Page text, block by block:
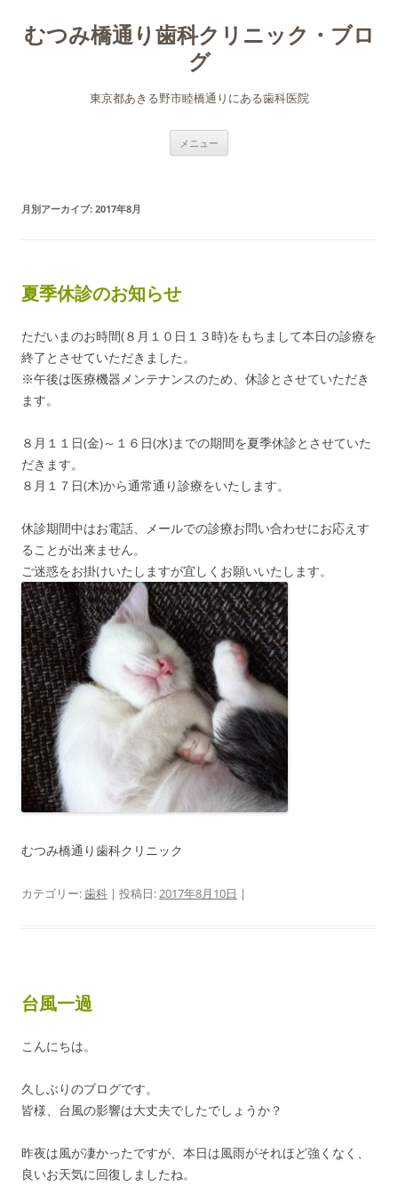
むつみ橋通り歯科クリニック・ブロ
グ
東京都あきる野市睦橋通りにある歯科医院
メニュー
月別アーカイブ: 2017年8月
夏季休診のお知らせ
ただいまのお時間(８月１０日１３時)をもちまして本日の診療を
終了とさせていただきました。
※午後は医療機器メンテナンスのため、休診とさせていただき
ます。
８月１１日(金)～１６日(水)までの期間を夏季休診とさせていた
だきます。
８月１７日(木)から通常通り診療をいたします。
休診期間中はお電話、メールでの診療お問い合わせにお応えす
ることが出来ません。
ご迷惑をお掛けいたしますが宜しくお願いいたします。
むつみ橋通り歯科クリニック
カテゴリー:歯科 | 投稿日:2017年8月10日 |
台風一過
こんにちは。
久しぶりのブログです。
皆様、台風の影響は大丈夫でしたでしょうか？
昨夜は風が凄かったですが、本日は風雨がそれほど強くなく、
良いお天気に回復しましたね。